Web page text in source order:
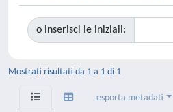
o inserisci le iniziali:
Mostrati risultati da 1 a 1 di 1
esporta metadati